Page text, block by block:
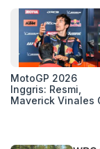
MotoGP 2026
Inggris: Resmi,
Maverick Vinales
Selanjutnya